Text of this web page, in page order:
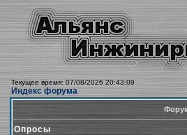
Текущее время: 07/08/2026 20:43:09
Индекс форума
Опросы